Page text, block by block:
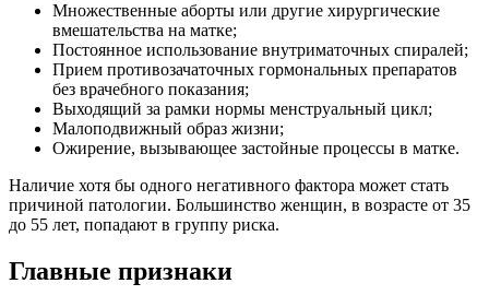
Множественные аборты или другие хирургические
вмешательства на матке;
Постоянное использование внутриматочных спиралей;
Прием противозачаточных гормональных препаратов
без врачебного показания;
Выходящий за рамки нормы менструальный цикл;
Малоподвижный образ жизни;
Ожирение, вызывающее застойные процессы в матке.
Наличие хотя бы одного негативного фактора может стать
причиной патологии. Большинство женщин, в возрасте от 35
до 55 лет, попадают в группу риска.
Главные признаки